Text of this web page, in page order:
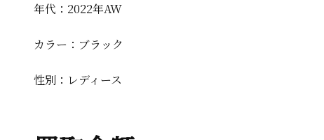
年代：2022年AW
カラー：ブラック
性別：レディース